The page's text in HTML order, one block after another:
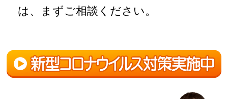
は、まずご相談ください。